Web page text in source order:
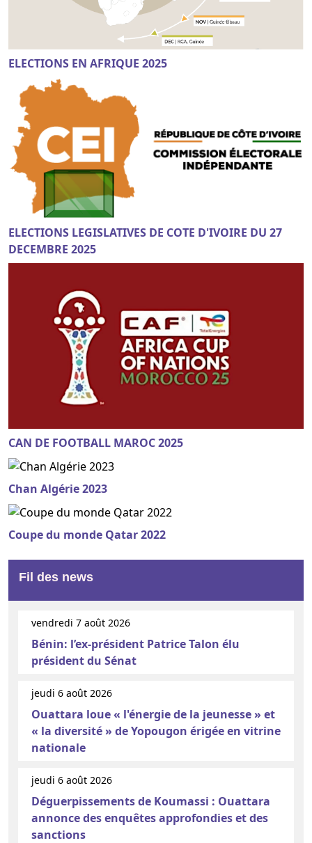
ELECTIONS EN AFRIQUE 2025
ELECTIONS LEGISLATIVES DE COTE D'IVOIRE DU 27
DECEMBRE 2025
CAN DE FOOTBALL MAROC 2025
Chan Algérie 2023
Coupe du monde Qatar 2022
Fil des news
vendredi 7 août 2026
Bénin: l’ex-président Patrice Talon élu
président du Sénat
jeudi 6 août 2026
Ouattara loue « l'énergie de la jeunesse » et
« la diversité » de Yopougon érigée en vitrine
nationale
jeudi 6 août 2026
Déguerpissements de Koumassi : Ouattara
annonce des enquêtes approfondies et des
sanctions